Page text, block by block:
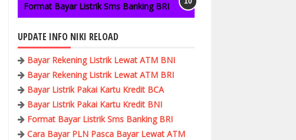
Format Bayar Listrik Sms Banking BRI
UPDATE INFO NIKI RELOAD
Bayar Rekening Listrik Lewat ATM BNI
Bayar Rekening Listrik Lewat ATM BRI
Bayar Listrik Pakai Kartu Kredit BCA
Bayar Listrik Pakai Kartu Kredit BNI
Format Bayar Listrik Sms Banking BRI
Cara Bayar PLN Pasca Bayar Lewat ATM